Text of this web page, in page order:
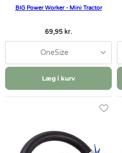
BIG Power Worker - Mini Tractor
69,95 kr.
OneSize
Læg i kurv